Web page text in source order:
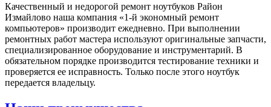
Качественный и недорогой ремонт ноутбуков Район
Измайлово наша компания «1-й экономный ремонт
компьютеров» производит ежедневно. При выполнении
ремонтных работ мастера используют оригинальные запчасти,
специализированное оборудование и инструментарий. В
обязательном порядке производится тестирование техники и
проверяется ее исправность. Только после этого ноутбук
передается владельцу.